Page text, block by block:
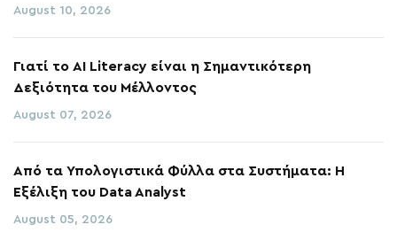
August 10, 2026
Γιατί το AI Literacy είναι η Σημαντικότερη
Δεξιότητα του Μέλλοντος
August 07, 2026
Από τα Υπολογιστικά Φύλλα στα Συστήματα: Η
Εξέλιξη του Data Analyst
August 05, 2026